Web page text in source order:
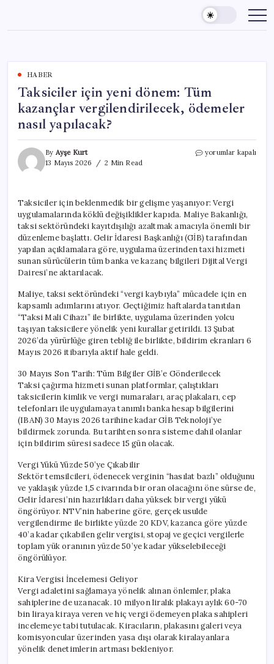
content
HABER
Taksiciler için yeni dönem: Tüm
kazançlar vergilendirilecek, ödemeler
nasıl yapılacak?
By Ayşe Kurt
13 Mayıs 2026
2 Min Read
Taksiciler
kazançlar
vergilendirilecek,
ödemeler
nasıl
yapılacak?
yorumlar kapalı
Taksiciler için beklenmedik bir gelişme yaşanıyor: Vergi
uygulamalarında köklü değişiklikler kapıda. Maliye Bakanlığı,
taksi sektöründeki kayıtdışılığı azaltmak amacıyla önemli bir
düzenleme başlattı. Gelir İdaresi Başkanlığı (GİB) tarafından
yapılan açıklamalara göre, uygulama üzerinden taxi hizmeti
sunan sürücülerin tüm banka ve kazanç bilgileri Dijital Vergi
Dairesi’ne aktarılacak.
Maliye, taksi sektöründeki “vergi kaybıyla” mücadele için en
kapsamlı adımlarını atıyor. Geçtiğimiz haftalarda tanıtılan
“Taksi Mali Cihazı” ile birlikte, uygulama üzerinden yolcu
taşıyan taksicilere yönelik yeni kurallar getirildi. 13 Şubat
2026’da yürürlüğe giren tebliğ ile birlikte, bildirim ekranları 6
Mayıs 2026 itibarıyla aktif hale geldi.
30 Mayıs Son Tarih: Tüm Bilgiler GİB’e Gönderilecek
Taksi çağırma hizmeti sunan platformlar, çalıştıkları
taksicilerin kimlik ve vergi numaraları, araç plakaları, cep
telefonları ile uygulamaya tanımlı banka hesap bilgilerini
(IBAN) 30 Mayıs 2026 tarihine kadar GİB Teknoloji’ye
bildirmek zorunda. Bu tarihten sonra sisteme dahil olanlar
için bildirim süresi sadece 15 gün olacak.
Vergi Yükü Yüzde 50’ye Çıkabilir
Sektör temsilcileri, ödenecek verginin “hasılat bazlı” olduğunu
ve yaklaşık yüzde 1,5 civarında bir oran olacağını öne sürse de,
Gelir İdaresi’nin hazırlıkları daha yüksek bir vergi yükü
öngörüyor. NTV’nin haberine göre, gerçek usulde
vergilendirme ile birlikte yüzde 20 KDV, kazanca göre yüzde
40’a kadar çıkabilen gelir vergisi, stopaj ve geçici vergilerle
toplam yük oranının yüzde 50’ye kadar yükselebileceği
öngörülüyor.
Kira Vergisi İncelemesi Geliyor
Vergi adaletini sağlamaya yönelik alınan önlemler, plaka
sahiplerine de uzanacak. 10 milyon liralık plakayı aylık 60-70
bin liraya kiraya veren ve hiç vergi ödemeyen plaka sahipleri
incelemeye tabi tutulacak. Kiracıların, plakasını galeri veya
komisyoncular üzerinden yasa dışı olarak kiralayanlara
yönelik denetimlerin artması bekleniyor.